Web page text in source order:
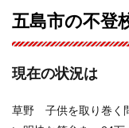
五島市の不登
現在の状況は
草野 子供を取り巻く